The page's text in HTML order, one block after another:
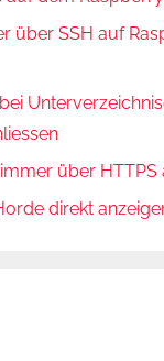
über SSH auf
über HTTPS
direkt